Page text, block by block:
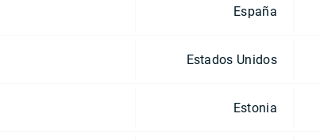
España
Estados Unidos
Estonia